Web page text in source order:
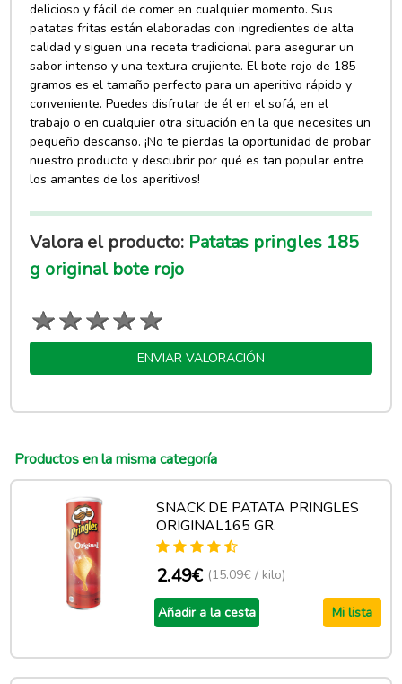
delicioso y fácil de comer en cualquier momento. Sus
patatas fritas están elaboradas con ingredientes de alta
calidad y siguen una receta tradicional para asegurar un
sabor intenso y una textura crujiente. El bote rojo de 185
gramos es el tamaño perfecto para un aperitivo rápido y
conveniente. Puedes disfrutar de él en el sofá, en el
trabajo o en cualquier otra situación en la que necesites un
pequeño descanso. ¡No te pierdas la oportunidad de probar
nuestro producto y descubrir por qué es tan popular entre
los amantes de los aperitivos!
Valora el producto: Patatas pringles 185
g original bote rojo
ENVIAR VALORACIÓN
Productos en la misma categoría
SNACK DE PATATA PRINGLES
ORIGINAL165 GR.
2.49€ (15.09€ / kilo)
Añadir a la cesta Mi lista